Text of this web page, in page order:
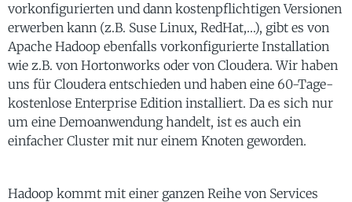
vorkonfigurierten und dann kostenpflichtigen Versionen
erwerben kann (z.B. Suse Linux, RedHat,…), gibt es von
Apache Hadoop ebenfalls vorkonfigurierte Installation
wie z.B. von Hortonworks oder von Cloudera. Wir haben
uns für Cloudera entschieden und haben eine 60-Tage-
kostenlose Enterprise Edition installiert. Da es sich nur
um eine Demoanwendung handelt, ist es auch ein
einfacher Cluster mit nur einem Knoten geworden.
Hadoop kommt mit einer ganzen Reihe von Services